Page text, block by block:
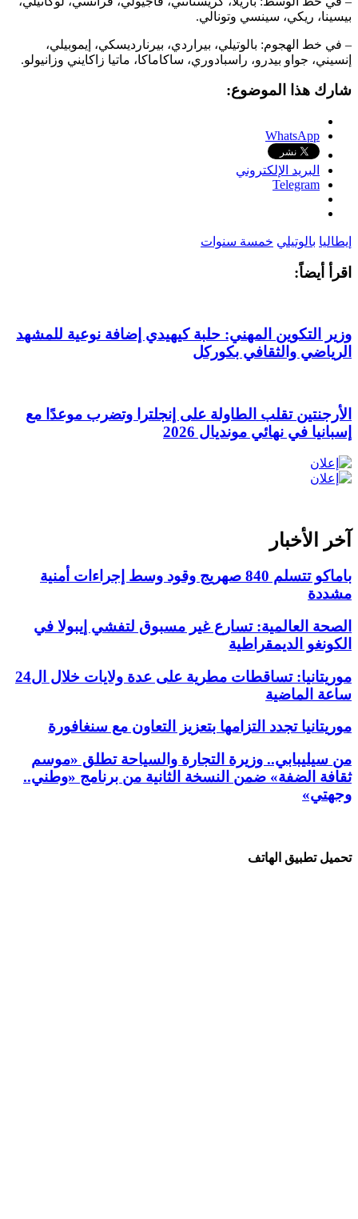
بيسينا، ريكي، سينسي وتونالي.
– في خط الهجوم: بالوتيلي، بيراردي، بيرنارديسكي، إيموبيلي،
إنسيني، جواو بيدرو، راسبادوري، ساكاماكا، ماتيا زاكايني وزانيولو.
شارك هذا الموضوع:
WhatsApp
البريد الإلكتروني
Telegram
إيطاليا بالوتيلي خمسة سنوات
اقرأ أيضاً:
وزير التكوين المهني: حلبة كيهيدي إضافة نوعية للمشهد
الرياضي والثقافي بكوركل
الأرجنتين تقلب الطاولة على إنجلترا وتضرب موعدًا مع
إسبانيا في نهائي مونديال 2026
آخر الأخبار
باماكو تتسلم 840 صهريج وقود وسط إجراءات أمنية
مشددة
الصحة العالمية: تسارع غير مسبوق لتفشي إيبولا في
الكونغو الديمقراطية
موريتانيا: تساقطات مطرية على عدة ولايات خلال ال24
ساعة الماضية
موريتانيا تجدد التزامها بتعزيز التعاون مع سنغافورة
من سيليبابي.. وزيرة التجارة والسياحة تطلق «موسم
ثقافة الضفة» ضمن النسخة الثانية من برنامج «وطني..
وجهتي»
تحميل تطبيق الهاتف